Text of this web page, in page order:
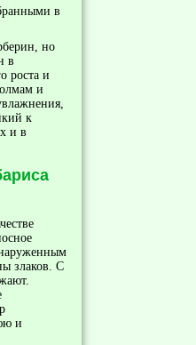
в
но
в
роста и
и
к
и в
злаков. С
и